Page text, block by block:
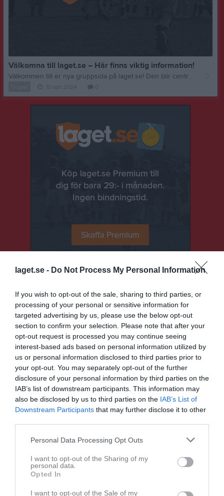
laget.se - Do Not Process My Personal Information
If you wish to opt-out of the sale, sharing to third parties, or
processing of your personal or sensitive information for
targeted advertising by us, please use the below opt-out
section to confirm your selection. Please note that after your
opt-out request is processed you may continue seeing
interest-based ads based on personal information utilized by
us or personal information disclosed to third parties prior to
your opt-out. You may separately opt-out of the further
disclosure of your personal information by third parties on the
IAB’s list of downstream participants. This information may
also be disclosed by us to third parties on the IAB’s List of
Downstream Participants that may further disclose it to other
Personal Data Processing Opt Outs
I want to opt-out of the Sharing of my
personal data.
Opted In
I want to opt-out of the Sale of my
Välkomna till laget.se – Här finns viktig information!
Välkommen till er nya gruppsida på laget.se! Den blir central i all kommunikation mellan aktiva, ledare, föräldrar och andra intresserade. För att komma igång direkt med en bra kommunikation i och omkring gruppen finns ett antal viktiga punkter för sidans administratör: • Logga in och lägga till alla aktiva och ledare under Medlemmar. • Fylla på kalendern med alla inplanerade aktiviteter. Matcher läggs till via Serier medan träningar och andra aktiviteter läggs till via Aktiviteter. • Skriv nyheter löpande och berätta om verksamheten. I takt med att nya nyheter läggs till kommer den här nyhetstexten att försvinna. Om någon i gruppen har frågor om laget.se är man alltid välkommen att kontakta vår support på support@laget.se eller 019-15 44 00. Varmt välkomna till laget.se!
Ingen video uppladdad
Logga in och ladda upp ert första klipp
Senast uppdaterade album
Inget album finns skapat